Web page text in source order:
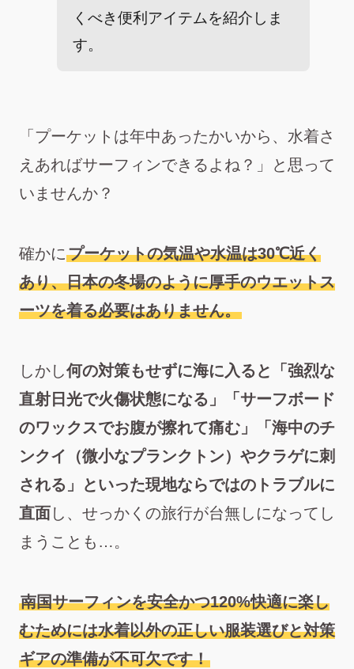
くべき便利アイテムを紹介しま
す。
「プーケットは年中あったかいから、水着さ
えあればサーフィンできるよね？」と思って
いませんか？
確かにプーケットの気温や水温は30℃近く
あり、日本の冬場のように厚手のウエットス
ーツを着る必要はありません。
しかし何の対策もせずに海に入ると「強烈な
直射日光で火傷状態になる」「サーフボード
のワックスでお腹が擦れて痛む」「海中のチ
ンクイ（微小なプランクトン）やクラゲに刺
される」といった現地ならではのトラブルに
直面し、せっかくの旅行が台無しになってし
まうことも…。
南国サーフィンを安全かつ120%快適に楽し
むためには水着以外の正しい服装選びと対策
ギアの準備が不可欠です！